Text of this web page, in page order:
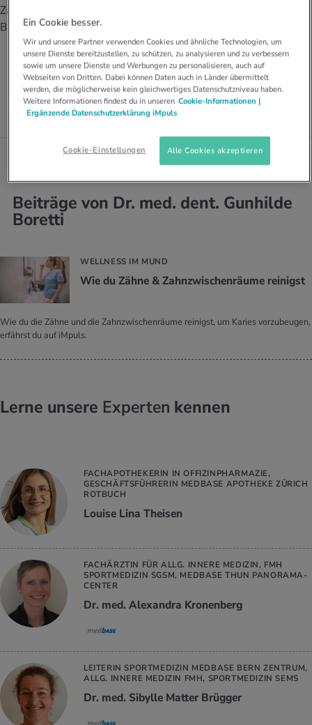
& Intoleranzen
THEMEN IM BEREICH ERNÄHRUNG
Personal Health Coaching
THEMEN IM BEREICH BEWEGUNG
THEMEN IM BEREICH ENTSPANNUNG
Wissen
THEMEN IM BEREICH MEDIZIN
Personal Health Coaching
Angebote
Tools, Test & Quizze
ZAHNARZTZENTRUM.CH BERN
BAHNHOF, MEDBASE GRUPPE
Dr. med. dent. Gunhilde
Boretti
Zahnarztzentrum.ch Bern
Bahnhof (Medbase Gruppe).
Beiträge von Dr. med. dent. Gunhilde
Boretti
WELLNESS IM MUND
Wie du Zähne & Zahn­zwi­schen­räu­me rei­nigst
Wie du die Zähne und die Zahnzwischenräume reinigst, um Karies vorzubeugen,
erfährst du auf iMpuls.
Lerne unsere Experten kennen
FACHAPOTHEKERIN IN OFFIZINPHARMAZIE,
GESCHÄFTSFÜHRERIN MEDBASE APOTHEKE ZÜRICH
ROTBUCH
Louise Lina Theisen
FACHÄRZTIN FÜR ALLG. INNERE MEDIZIN, FMH
SPORTMEDIZIN SGSM, MEDBASE THUN PANORAMA-
CENTER
Dr. med. Alexandra Kronenberg
LEITERIN SPORTMEDIZIN MEDBASE BERN ZENTRUM,
ALLG. INNERE MEDIZIN FMH, SPORTMEDIZIN SEMS
Dr. med. Sibylle Matter Brügger
Ein Cookie besser.
Wir und unsere Partner verwenden Cookies und ähnliche Technologien, um
unsere Dienste bereitzustellen, zu schützen, zu analysieren und zu verbessern
sowie um unsere Dienste und Werbungen zu personalisieren, auch auf
Webseiten von Dritten. Dabei können Daten auch in Länder übermittelt
werden, die möglicherweise kein gleichwertiges Datenschutzniveau haben.
Weitere Informationen findest du in unseren Cookie-Informationen |
Ergänzende Datenschutzerklärung iMpuls
Cookie-Einstellungen Alle Cookies akzeptieren